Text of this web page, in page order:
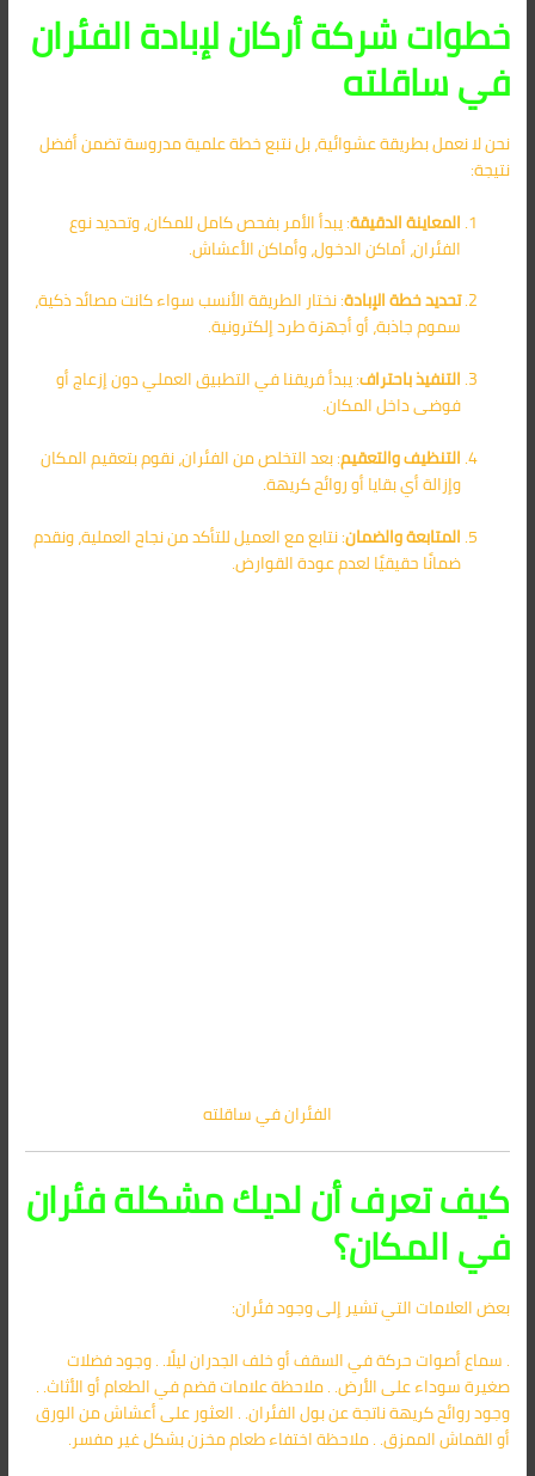
خطوات شركة أركان لإبادة الفئران
في ساقلته
نحن لا نعمل بطريقة عشوائية، بل نتبع خطة علمية مدروسة تضمن أفضل
نتيجة:
المعاينة الدقيقة: يبدأ الأمر بفحص كامل للمكان، وتحديد نوع
الفئران، أماكن الدخول، وأماكن الأعشاش.
تحديد خطة الإبادة: نختار الطريقة الأنسب سواء كانت مصائد ذكية،
سموم جاذبة، أو أجهزة طرد إلكترونية.
التنفيذ باحتراف: يبدأ فريقنا في التطبيق العملي دون إزعاج أو
فوضى داخل المكان.
التنظيف والتعقيم: بعد التخلص من الفئران، نقوم بتعقيم المكان
وإزالة أي بقايا أو روائح كريهة.
المتابعة والضمان: نتابع مع العميل للتأكد من نجاح العملية، ونقدم
ضمانًا حقيقيًا لعدم عودة القوارض.
الفئران في ساقلته
كيف تعرف أن لديك مشكلة فئران
في المكان؟
بعض العلامات التي تشير إلى وجود فئران:
. سماع أصوات حركة في السقف أو خلف الجدران ليلًا. . وجود فضلات
صغيرة سوداء على الأرض. . ملاحظة علامات قضم في الطعام أو الأثاث. .
وجود روائح كريهة ناتجة عن بول الفئران. . العثور على أعشاش من الورق
أو القماش الممزق. . ملاحظة اختفاء طعام مخزن بشكل غير مفسر.